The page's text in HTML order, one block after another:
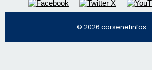
© 2026 corsenetinfos